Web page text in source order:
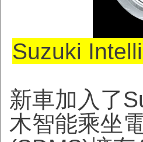
Suzuki
新車加入了
木智能乘坐